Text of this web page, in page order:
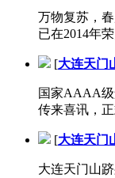
万物复苏，
已在2014年
[大连天门
国家AAAA
传来喜讯，
[大连天门
大连天门山